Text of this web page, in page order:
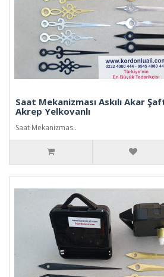
Saat Mekanizması Askılı Akar
Akrep Yelkovanlı
Saat Mekanizmas..